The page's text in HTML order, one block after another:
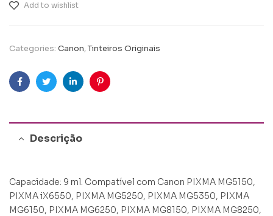
Add to wishlist
Categories: Canon,Tinteiros Originais
FacebookTwitterLinkedinPinterest
Descrição
Capacidade: 9 ml. Compatível com Canon PIXMA MG5150,
PIXMA iX6550, PIXMA MG5250, PIXMA MG5350, PIXMA
MG6150, PIXMA MG6250, PIXMA MG8150, PIXMA MG8250,